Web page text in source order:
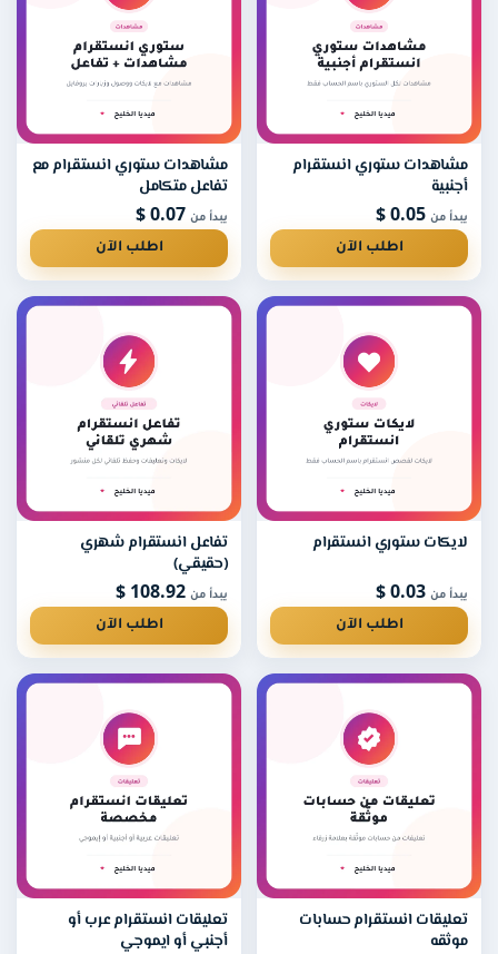
مشاهدات ستوري انستقرام
أجنبية
يبدأ من
اطلب الآن
مشاهدات ستوري انستقرام مع
تفاعل متكامل
يبدأ من
اطلب الآن
لايكات ستوري انستقرام
يبدأ من
اطلب الآن
تفاعل انستقرام شهري
(حقيقي)
يبدأ من
اطلب الآن
تعليقات انستقرام حسابات
موثقه
تعليقات انستقرام عرب أو
أجنبي أو ايموجي